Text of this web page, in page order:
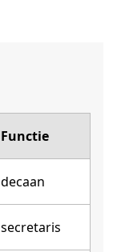
Functie
decaan
secretaris